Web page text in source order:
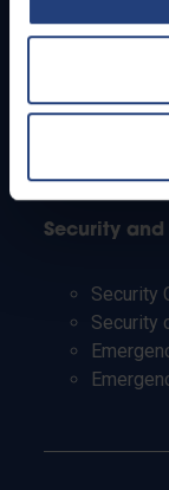
Students
PhD
Security
Security
Security